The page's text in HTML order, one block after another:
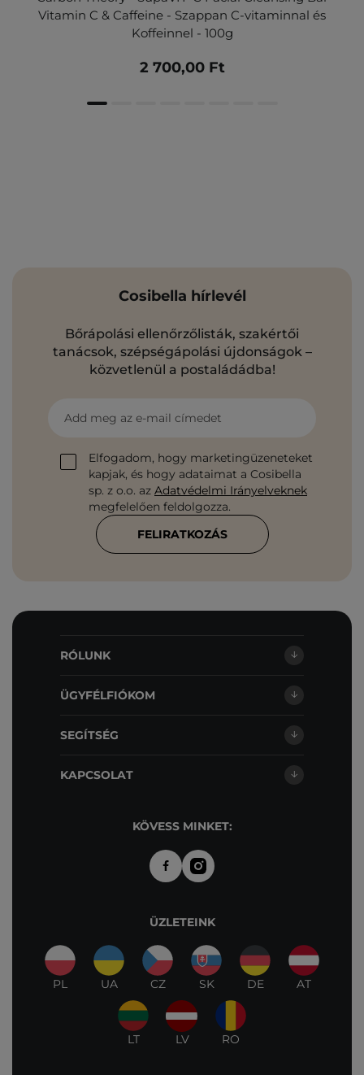
Vitamin C & Caffeine - Szappan C-vitaminnal és
Koffeinnel - 100g
2 700,00 Ft
Cosibella hírlevél
Bőrápolási ellenőrzőlisták, szakértői
tanácsok, szépségápolási újdonságok –
közvetlenül a postaládádba!
Add meg az e-mail címedet
Elfogadom, hogy marketingüzeneteket
kapjak, és hogy adataimat a Cosibella
sp. z o.o. az Adatvédelmi Irányelveknek
megfelelően feldolgozza.
FELIRATKOZÁS
RÓLUNK
ÜGYFÉLFIÓKOM
SEGÍTSÉG
KAPCSOLAT
KÖVESS MINKET:
ÜZLETEINK
PL UA CZ SK DE AT
LT LV RO